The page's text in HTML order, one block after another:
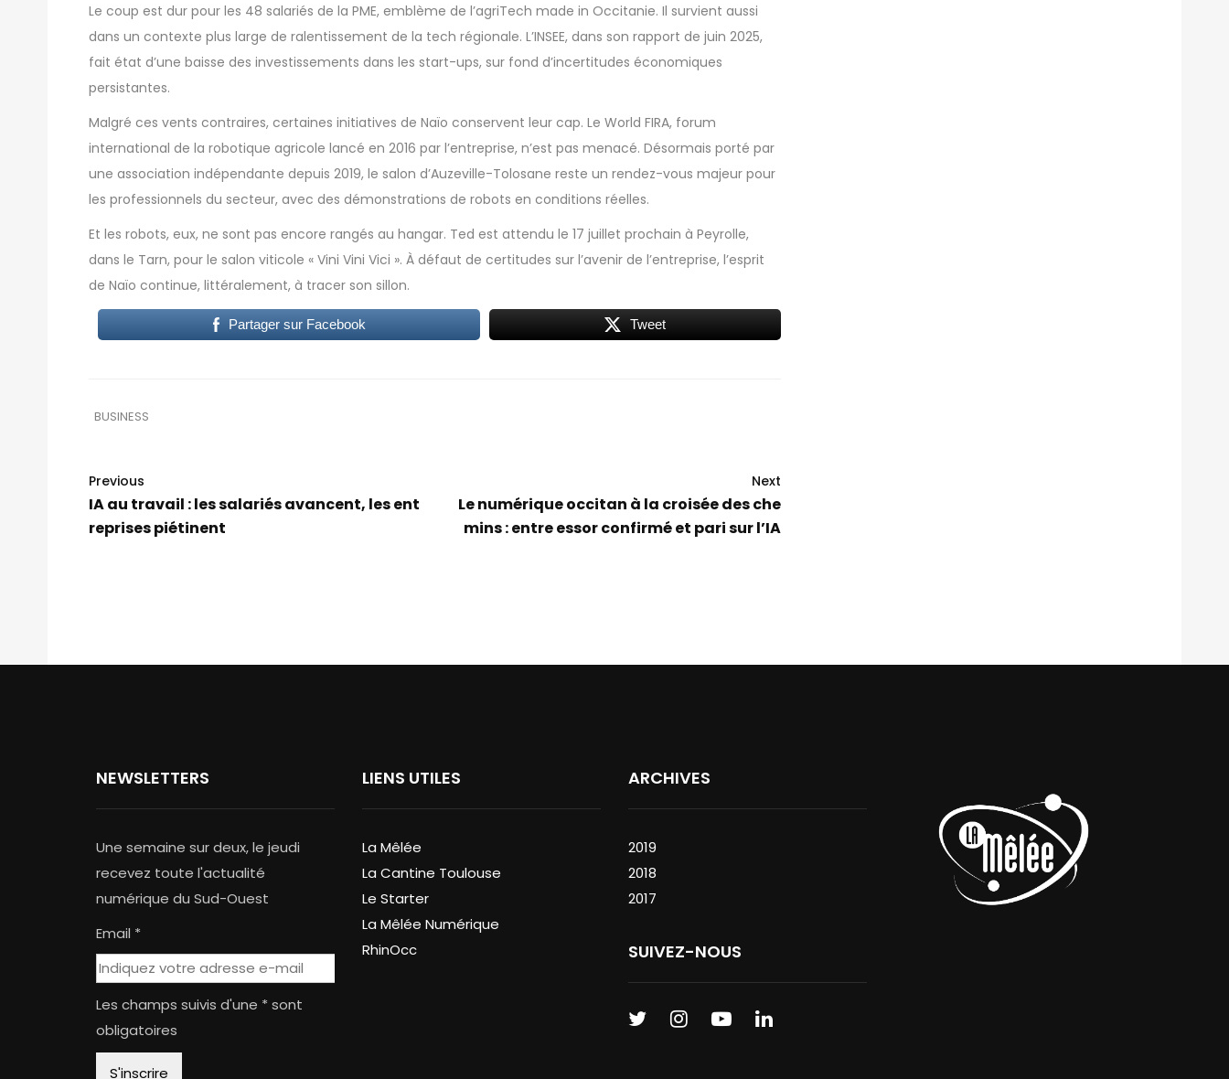
Le coup est dur pour les 48 salariés de la PME, emblème de l’agriTech made in Occitanie. Il survient aussi
dans un contexte plus large de ralentissement de la tech régionale. L’INSEE, dans son rapport de juin 2025,
fait état d’une baisse des investissements dans les start-ups, sur fond d’incertitudes économiques
persistantes.
Malgré ces vents contraires, certaines initiatives de Naïo conservent leur cap. Le World FIRA, forum
international de la robotique agricole lancé en 2016 par l’entreprise, n’est pas menacé. Désormais porté par
une association indépendante depuis 2019, le salon d’Auzeville-Tolosane reste un rendez-vous majeur pour
les professionnels du secteur, avec des démonstrations de robots en conditions réelles.
Et les robots, eux, ne sont pas encore rangés au hangar. Ted est attendu le 17 juillet prochain à Peyrolle,
dans le Tarn, pour le salon viticole « Vini Vini Vici ». À défaut de certitudes sur l’avenir de l’entreprise, l’esprit
de Naïo continue, littéralement, à tracer son sillon.
Partager sur Facebook Tweet
BUSINESS
Previous
IA au travail : les salariés avancent, les ent
reprises piétinent
Next
Le numérique occitan à la croisée des che
mins : entre essor confirmé et pari sur l’IA
NEWSLETTERS
Une semaine sur deux, le jeudi
recevez toute l'actualité
numérique du Sud-Ouest
Email *
Les champs suivis d'une * sont
obligatoires
LIENS UTILES
La Mêlée
La Cantine Toulouse
Le Starter
La Mêlée Numérique
RhinOcc
ARCHIVES
2019
2018
2017
SUIVEZ-NOUS